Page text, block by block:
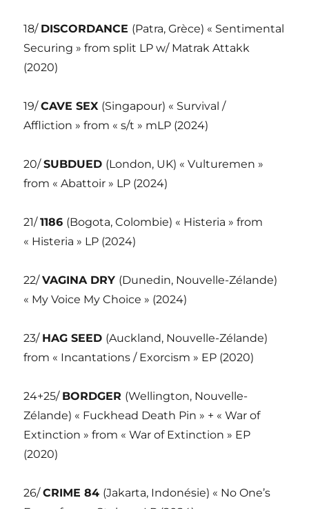
18/ DISCORDANCE (Patra, Grèce) « Sentimental
Securing » from split LP w/ Matrak Attakk
(2020)
19/CAVE SEX (Singapour) « Survival /
Affliction » from « s/t » mLP (2024)
20/SUBDUED (London, UK) « Vulturemen »
from « Abattoir » LP (2024)
21/1186 (Bogota, Colombie) « Histeria » from
« Histeria » LP (2024)
22/VAGINA DRY (Dunedin, Nouvelle-Zélande)
« My Voice My Choice » (2024)
23/ HAG SEED (Auckland, Nouvelle-Zélande)
from « Incantations / Exorcism » EP (2020)
24+25/ BORDGER (Wellington, Nouvelle-
Zélande) « Fuckhead Death Pin » + « War of
Extinction » from « War of Extinction » EP
(2020)
26/CRIME 84 (Jakarta, Indonésie) « No One’s